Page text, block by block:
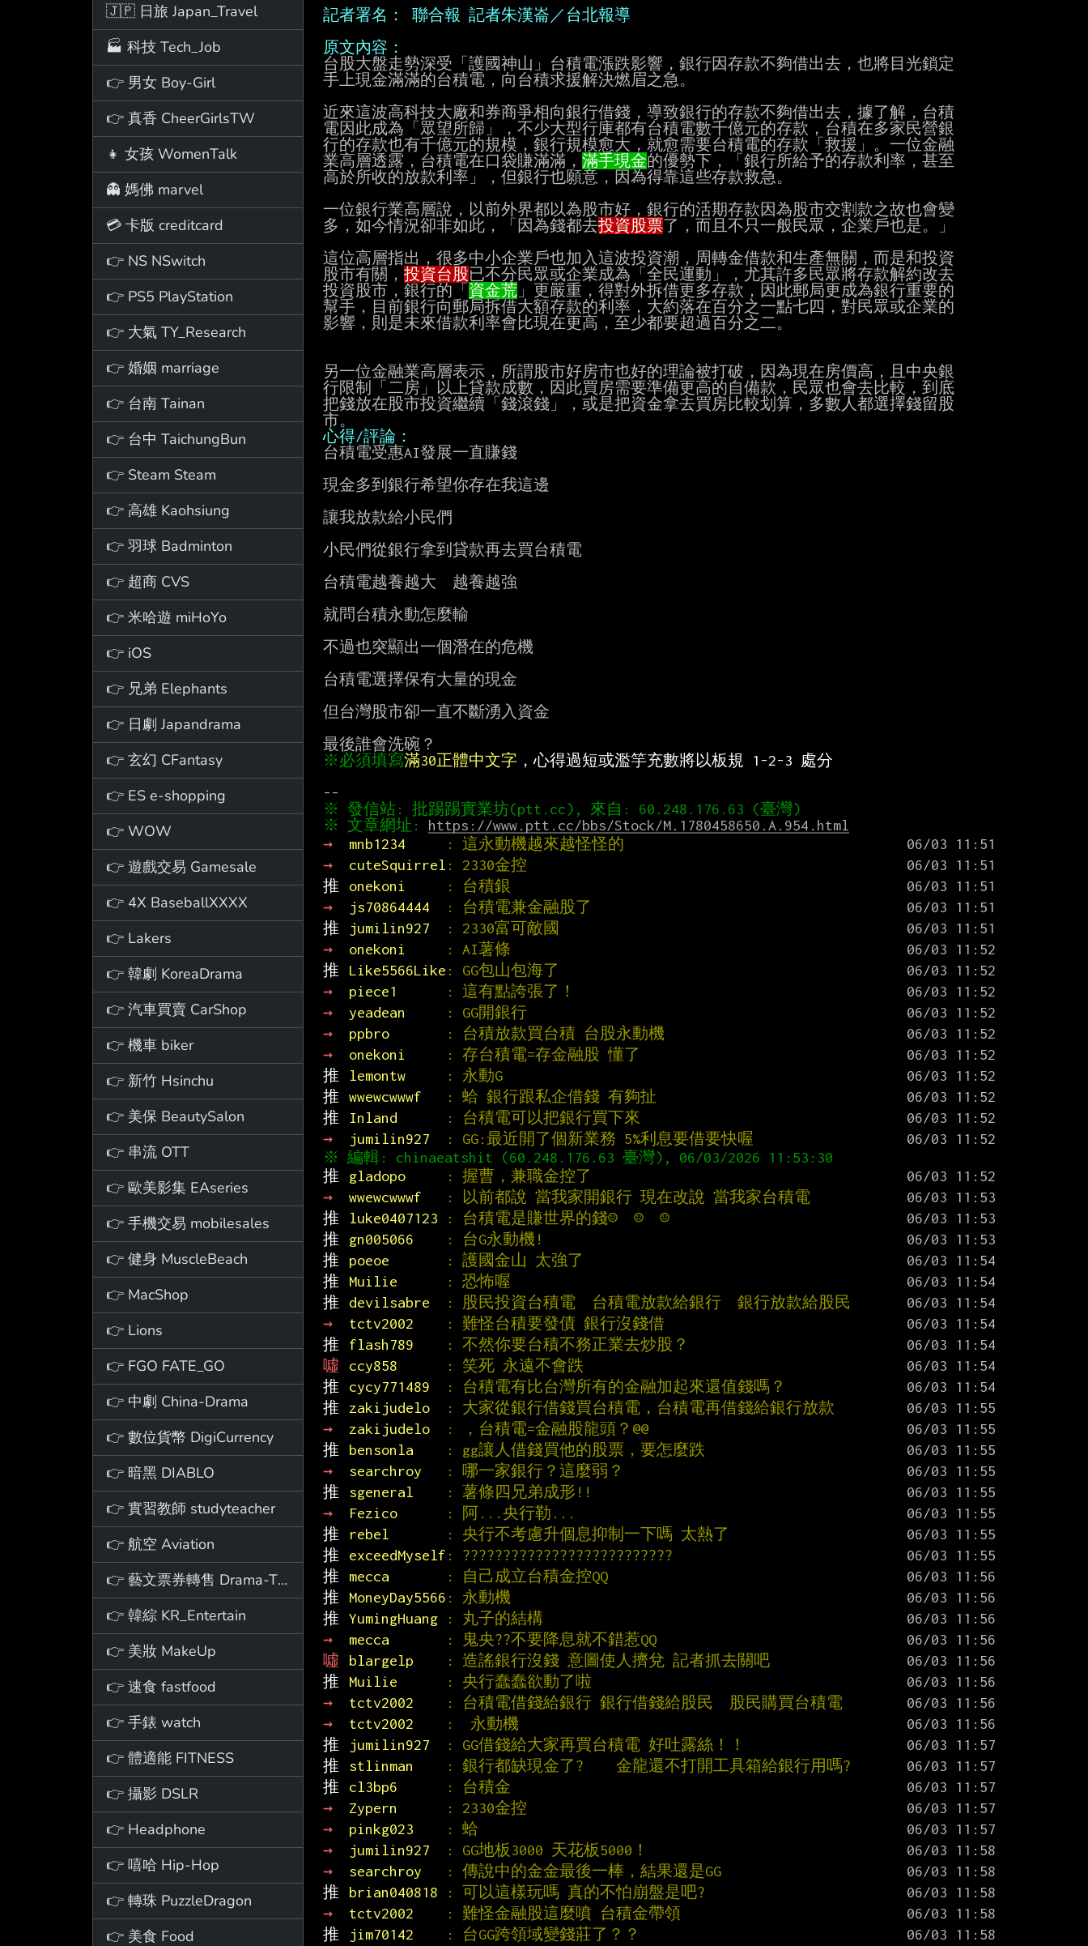
🇯🇵 日旅 Japan_Travel
🏭 科技 Tech_Job
👉 男女 Boy-Girl
👉 真香 CheerGirlsTW
👧 女孩 WomenTalk
👻 媽佛 marvel
💳 卡版 creditcard
👉 NS NSwitch
👉 PS5 PlayStation
👉 大氣 TY_Research
👉 婚姻 marriage
👉 台南 Tainan
👉 台中 TaichungBun
👉 Steam Steam
👉 高雄 Kaohsiung
👉 羽球 Badminton
👉 超商 CVS
👉 米哈遊 miHoYo
👉 iOS
👉 兄弟 Elephants
👉 日劇 Japandrama
👉 玄幻 CFantasy
👉 ES e-shopping
👉 WOW
👉 遊戲交易 Gamesale
👉 4X BaseballXXXX
👉 Lakers
👉 韓劇 KoreaDrama
👉 汽車買賣 CarShop
👉 機車 biker
👉 新竹 Hsinchu
👉 美保 BeautySalon
👉 串流 OTT
👉 歐美影集 EAseries
👉 手機交易 mobilesales
👉 健身 MuscleBeach
👉 MacShop
👉 Lions
👉 FGO FATE_GO
👉 中劇 China-Drama
👉 數位貨幣 DigiCurrency
👉 暗黑 DIABLO
👉 實習教師 studyteacher
👉 航空 Aviation
👉 藝文票券轉售 Drama-Ticket
👉 韓綜 KR_Entertain
👉 美妝 MakeUp
👉 速食 fastfood
👉 手錶 watch
👉 體適能 FITNESS
👉 攝影 DSLR
👉 Headphone
👉 嘻哈 Hip-Hop
👉 轉珠 PuzzleDragon
👉 美食 Food
記者署名： 聯合報 記者朱漢崙／台北報導
原文內容：
台股大盤走勢深受「護國神山」台積電漲跌影響，銀行因存款不夠借出去，也將目光鎖定
手上現金滿滿的台積電，向台積求援解決燃眉之急。
近來這波高科技大廠和券商爭相向銀行借錢，導致銀行的存款不夠借出去，據了解，台積
電因此成為「眾望所歸」，不少大型行庫都有台積電數千億元的存款，台積在多家民營銀
行的存款也有千億元的規模，銀行規模愈大，就愈需要台積電的存款「救援」。一位金融
業高層透露，台積電在口袋賺滿滿， 滿手現金的優勢下，「銀行所給予的存款利率，甚至
高於所收的放款利率」，但銀行也願意，因為得靠這些存款救急。
一位銀行業高層說，以前外界都以為股市好，銀行的活期存款因為股市交割款之故也會變
多，如今情況卻非如此，「因為錢都去投資股票了，而且不只一般民眾，企業戶也是。」
這位高層指出，很多中小企業戶也加入這波投資潮，周轉金借款和生產無關，而是和投資
股市有關， 投資台股已不分民眾或企業成為「全民運動」，尤其許多民眾將存款解約改去
投資股市，銀行的「 資金荒 」更嚴重，得對外拆借更多存款，因此郵局更成為銀行重要的
幫手，目前銀行向郵局拆借大額存款的利率，大約落在百分之一點七四，對民眾或企業的
影響，則是未來借款利率會比現在更高，至少都要超過百分之二。
另一位金融業高層表示，所謂股市好房市也好的理論被打破，因為現在房價高，且中央銀
行限制「二房」以上貸款成數，因此買房需要準備更高的自備款，民眾也會去比較，到底
把錢放在股市投資繼續「錢滾錢」，或是把資金拿去買房比較划算，多數人都選擇錢留股
心得/評論：
台積電受惠AI發展一直賺錢
現金多到銀行希望你存在我這邊
讓我放款給小民們
小民們從銀行拿到貸款再去買台積電
台積電越養越大  越養越強
就問台積永動怎麼輸
不過也突顯出一個潛在的危機
台積電選擇保有大量的現金
但台灣股市卻一直不斷湧入資金
※必須填寫滿30正體中文字 ，心得過短或濫竽充數將以板規 1-2-3 處分
※ 文章網址: https://www.ptt.cc/bbs/Stock/M.1780458650.A.954.html
→
mnb1234 : 這永動機越來越怪怪的
→
cuteSquirrel : 2330金控
推
onekoni : 台積銀
→
js70864444 : 台積電兼金融股了
推
jumilin927 : 2330富可敵國
→
onekoni : AI薯條
推
Like5566Like : GG包山包海了
→
piece1 : 這有點誇張了！
→
yeadean : GG開銀行
→
ppbro : 台積放款買台積 台股永動機
→
onekoni : 存台積電=存金融股 懂了
推
lemontw : 永動G
推 wwewcwwwf : 蛤 銀行跟私企借錢 有夠扯
推
Inland : 台積電可以把銀行買下來
→
jumilin927 : GG:最近開了個新業務 5%利息要借要快喔
推
gladopo : 握曹，兼職金控了
→
wwewcwwwf : 以前都說 當我家開銀行 現在改說 當我家台積電
推
luke0407123 : 台積電是賺世界的錢☺  ☺  ☺
推
gn005066 : 台G永動機!
推
poeoe : 護國金山 太強了
推
Muilie : 恐怖喔
推
devilsabre : 股民投資台積電  台積電放款給銀行  銀行放款給股民
→
tctv2002 : 難怪台積要發債 銀行沒錢借
推
flash789 : 不然你要台積不務正業去炒股？
噓
ccy858 : 笑死 永遠不會跌
推
cycy771489 : 台積電有比台灣所有的金融加起來還值錢嗎？
推
zakijudelo : 大家從銀行借錢買台積電，台積電再借錢給銀行放款
→
zakijudelo : ，台積電=金融股龍頭？@@
推
bensonla : gg讓人借錢買他的股票，要怎麼跌
→
searchroy : 哪一家銀行？這麼弱？
推
sgeneral : 薯條四兄弟成形!!
→
Fezico : 阿...央行勒...
推
rebel : 央行不考慮升個息抑制一下嗎 太熱了
推
exceedMyself : ??????????????????????????
推
mecca : 自己成立台積金控QQ
推
MoneyDay5566 : 永動機
推 YumingHuang : 丸子的結構
→
mecca : 鬼央??不要降息就不錯惹QQ
噓
blargelp : 造謠銀行沒錢 意圖使人擠兌 記者抓去關吧
推
Muilie : 央行蠢蠢欲動了啦
→
tctv2002 : 台積電借錢給銀行 銀行借錢給股民  股民購買台積電
→
tctv2002 :  永動機
推
jumilin927 : GG借錢給大家再買台積電 好吐露絲！！
推
stlinman : 銀行都缺現金了?    金龍還不打開工具箱給銀行用嗎?
推
cl3bp6 : 台積金
→
Zypern : 2330金控
→
pinkg023 : 蛤
→
jumilin927 : GG地板3000 天花板5000！
→
searchroy : 傳說中的金金最後一棒，結果還是GG
推
brian040818 : 可以這樣玩嗎 真的不怕崩盤是吧?
→
tctv2002 : 難怪金融股這麼噴 台積金帶領
推
jim70142 : 台GG跨領域變錢莊了？？